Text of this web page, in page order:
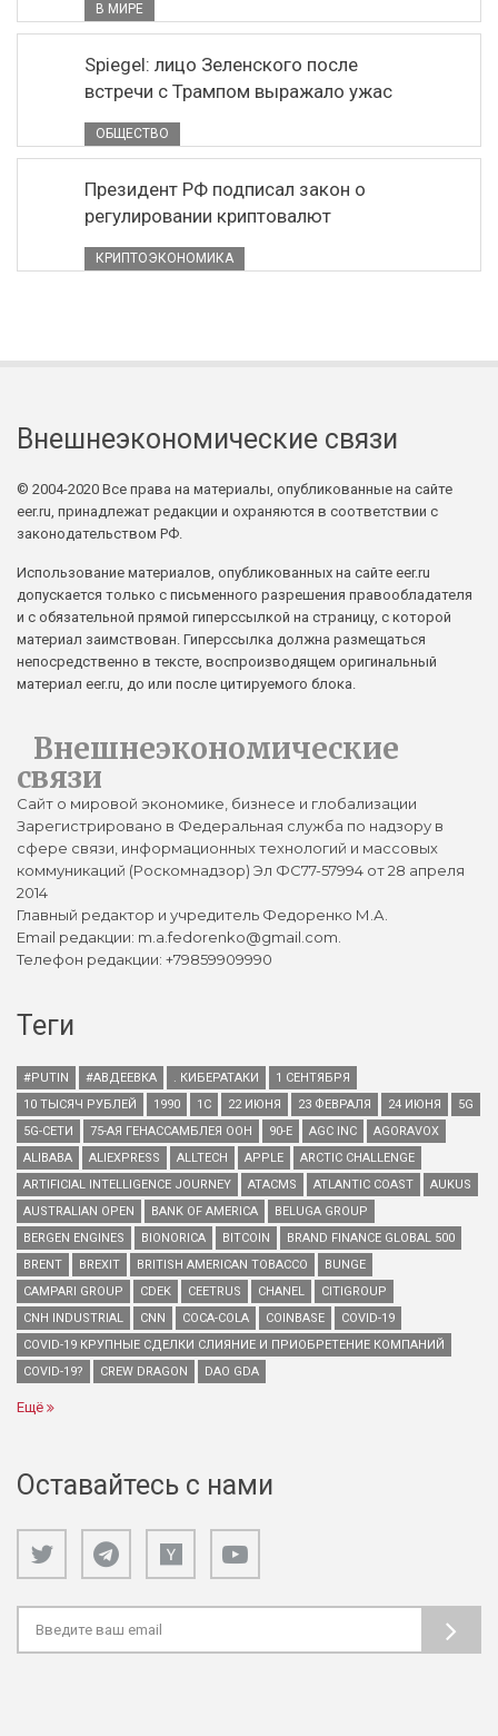
В МИРЕ
Spiegel: лицо Зеленского после
встречи с Трампом выражало ужас
ОБЩЕСТВО
Президент РФ подписал закон о
регулировании криптовалют
КРИПТОЭКОНОМИКА
Внешнеэкономические связи
© 2004-2020 Все права на материалы, опубликованные на сайте
eer.ru, принадлежат редакции и охраняются в соответствии с
законодательством РФ.
Использование материалов, опубликованных на сайте eer.ru
допускается только с письменного разрешения правообладателя
и с обязательной прямой гиперссылкой на страницу, с которой
материал заимствован. Гиперссылка должна размещаться
непосредственно в тексте, воспроизводящем оригинальный
материал eer.ru, до или после цитируемого блока.
Внешнеэкономические
связи
Сайт о мировой экономике, бизнесе и глобализации
Зарегистрировано в Федеральная служба по надзору в
сфере связи, информационных технологий и массовых
коммуникаций (Роскомнадзор) Эл ФС77-57994 от 28 апреля
2014
Главный редактор и учредитель Федоренко М.А.
Email редакции: m.a.fedorenko@gmail.com.
Телефон редакции: +79859909990
Теги
#PUTIN #АВДЕЕВКА . КИБЕРАТАКИ
1 СЕНТЯБРЯ
10 ТЫСЯЧ РУБЛЕЙ
1990 1С 22 ИЮНЯ 23 ФЕВРАЛЯ 24 ИЮНЯ
5G
5G-СЕТИ
75-АЯ ГЕНАССАМБЛЕЯ ООН 90-Е AGC INC
AGORAVOX
ALIBABA
ALIEXPRESS ALLTECH APPLE
ARCTIC CHALLENGE
ARTIFICIAL INTELLIGENCE JOURNEY
ATACMS ATLANTIC COAST
AUKUS
AUSTRALIAN OPEN
BANK OF AMERICA
BELUGA GROUP
BERGEN ENGINES
BIONORICA BITCOIN
BRAND FINANCE GLOBAL 500
BRENT
BREXIT BRITISH AMERICAN TOBACCO
BUNGE
CAMPARI GROUP
CDEK CEETRUS CHANEL
CITIGROUP
CNH INDUSTRIAL
CNN COCA-COLA COINBASE
COVID-19
COVID-19 КРУПНЫЕ СДЕЛКИ СЛИЯНИЕ И ПРИОБРЕТЕНИЕ КОМПАНИЙ
COVID-19?
CREW DRAGON DAO GDA
Ещё
Оставайтесь с нами